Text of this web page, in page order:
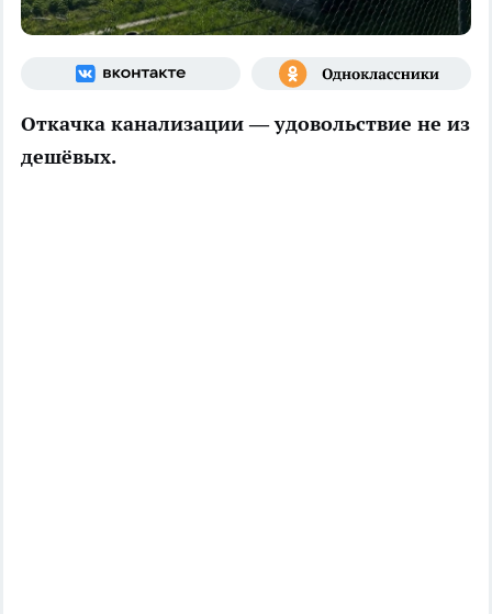
Откачка канализации — удовольствие не из
дешёвых.